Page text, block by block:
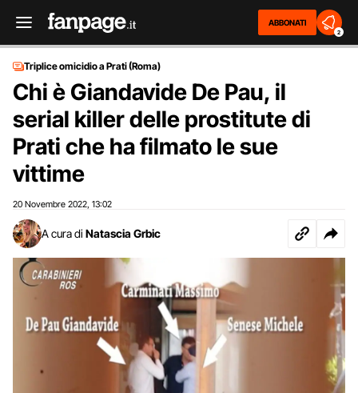
ABBONATI
2
Triplice omicidio a Prati (Roma)
Chi è Giandavide De Pau, il
serial killer delle prostitute di
Prati che ha filmato le sue
vittime
20 Novembre 2022 13:02
A cura di Natascia Grbic